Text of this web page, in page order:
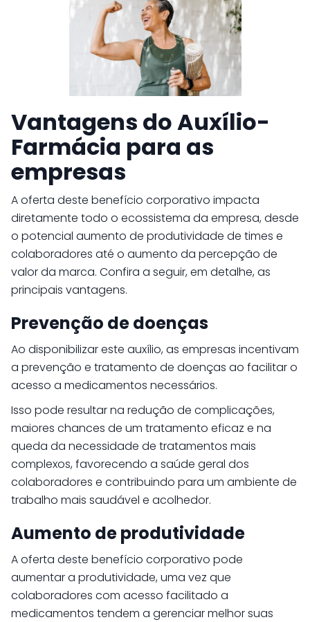
Vantagens do Auxílio-
Farmácia para as
empresas
A oferta deste benefício corporativo impacta
diretamente todo o ecossistema da empresa, desde
o potencial aumento de produtividade de times e
colaboradores até o aumento da percepção de
valor da marca. Confira a seguir, em detalhe, as
principais vantagens.
Prevenção de doenças
Ao disponibilizar este auxílio, as empresas incentivam
a prevenção e tratamento de doenças ao facilitar o
acesso a medicamentos necessários.
Isso pode resultar na redução de complicações,
maiores chances de um tratamento eficaz e na
queda da necessidade de tratamentos mais
complexos, favorecendo a saúde geral dos
colaboradores e contribuindo para um ambiente de
trabalho mais saudável e acolhedor.
Aumento de produtividade
A oferta deste benefício corporativo pode
aumentar a produtividade, uma vez que
colaboradores com acesso facilitado a
medicamentos tendem a gerenciar melhor suas